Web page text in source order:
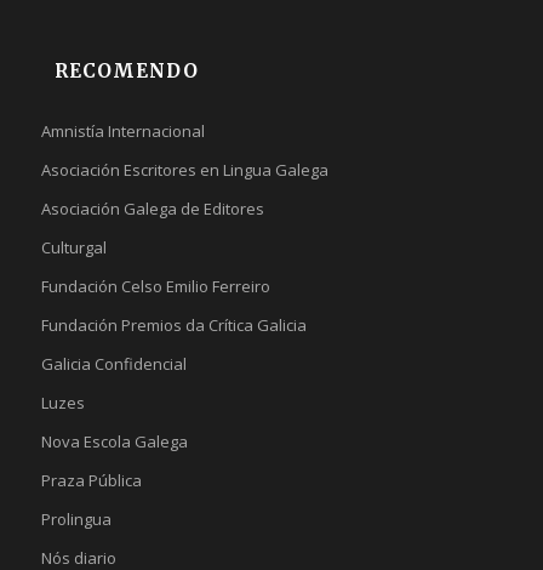
RECOMENDO
Amnistía Internacional
Asociación Escritores en Lingua Galega
Asociación Galega de Editores
Culturgal
Fundación Celso Emilio Ferreiro
Fundación Premios da Crítica Galicia
Galicia Confidencial
Luzes
Nova Escola Galega
Praza Pública
Prolingua
Nós diario